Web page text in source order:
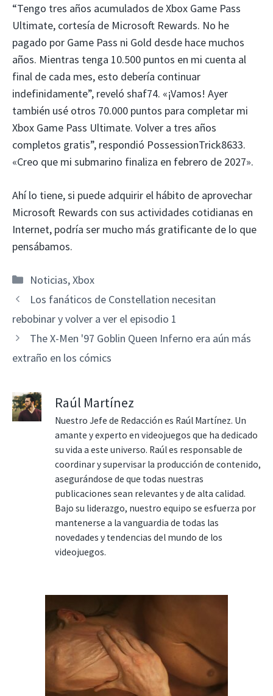
“Tengo tres años acumulados de Xbox Game Pass
Ultimate, cortesía de Microsoft Rewards. No he
pagado por Game Pass ni Gold desde hace muchos
años. Mientras tenga 10.500 puntos en mi cuenta al
final de cada mes, esto debería continuar
indefinidamente”, reveló shaf74. «¡Vamos! Ayer
también usé otros 70.000 puntos para completar mi
Xbox Game Pass Ultimate. Volver a tres años
completos gratis”, respondió PossessionTrick8633.
«Creo que mi submarino finaliza en febrero de 2027».
Ahí lo tiene, si puede adquirir el hábito de aprovechar
Microsoft Rewards con sus actividades cotidianas en
Internet, podría ser mucho más gratificante de lo que
pensábamos.
Categorías
Noticias,Xbox
Los fanáticos de Constellation necesitan
rebobinar y volver a ver el episodio 1
The X-Men '97 Goblin Queen Inferno era aún más
extraño en los cómics
Raúl Martínez
Nuestro Jefe de Redacción es Raúl Martínez. Un
amante y experto en videojuegos que ha dedicado
su vida a este universo. Raúl es responsable de
coordinar y supervisar la producción de contenido,
asegurándose de que todas nuestras
publicaciones sean relevantes y de alta calidad.
Bajo su liderazgo, nuestro equipo se esfuerza por
mantenerse a la vanguardia de todas las
novedades y tendencias del mundo de los
videojuegos.